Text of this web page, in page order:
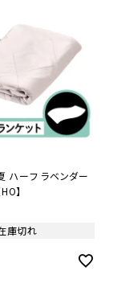
ハーフ ラベンダー
】
庫切れ